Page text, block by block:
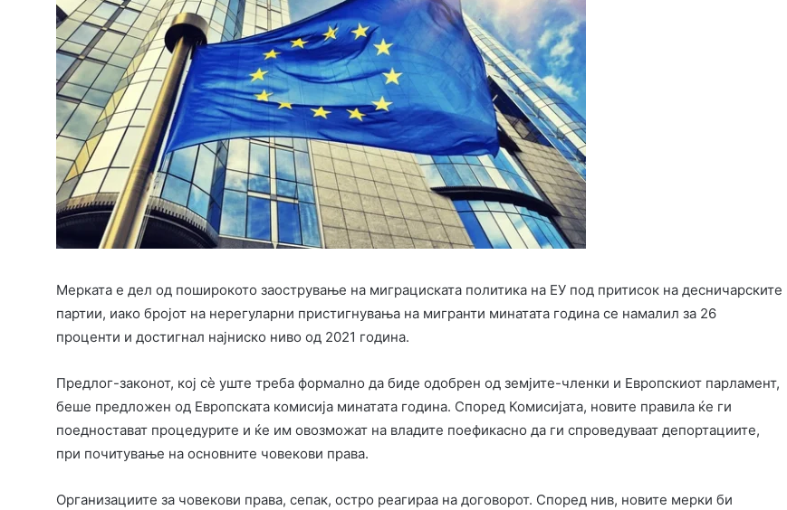
Мерката е дел од поширокото заострување на миграциската политика на ЕУ под притисок на десничарските
партии, иако бројот на нерегуларни пристигнувања на мигранти минатата година се намалил за 26
проценти и достигнал најниско ниво од 2021 година.
Предлог-законот, кој сè уште треба формално да биде одобрен од земјите-членки и Европскиот парламент,
беше предложен од Европската комисија минатата година. Според Комисијата, новите правила ќе ги
поедностават процедурите и ќе им овозможат на владите поефикасно да ги спроведуваат депортациите,
при почитување на основните човекови права.
Организациите за човекови права, сепак, остро реагираа на договорот. Според нив, новите мерки би